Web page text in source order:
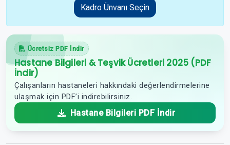
Kadro Ünvanı Seçin
Ücretsiz PDF İndir
Hastane Bilgileri & Teşvik Ücretleri 2025 (PDF
İndir)
Çalışanların hastaneleri hakkındaki değerlendirmelerine
ulaşmak için PDF’i indirebilirsiniz.
Hastane Bilgileri PDF İndir